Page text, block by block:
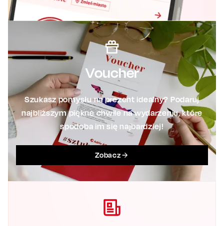
Voucher
Szukasz pomysłu na prezent idealny? Podaruj
najbliższym piękne chwile na wydarzeniu, które
spodoba im się najbardziej!
Zobacz